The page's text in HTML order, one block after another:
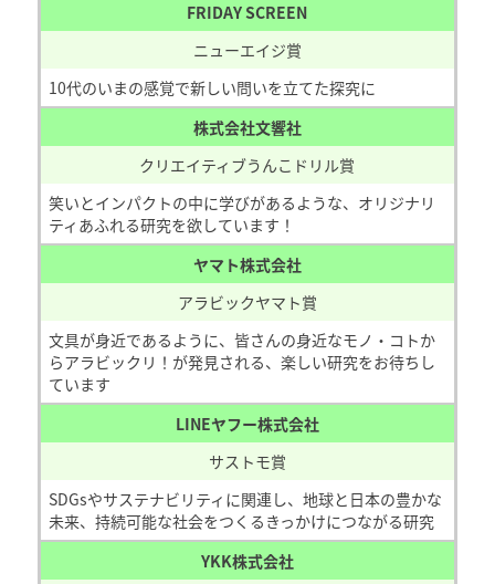
FRIDAY SCREEN
ニューエイジ賞
10代のいまの感覚で新しい問いを立てた探究に
株式会社文響社
クリエイティブうんこドリル賞
笑いとインパクトの中に学びがあるような、オリジナリ
ティあふれる研究を欲しています！
ヤマト株式会社
アラビックヤマト賞
文具が身近であるように、皆さんの身近なモノ・コトか
らアラビックリ！が発見される、楽しい研究をお待ちし
ています
LINEヤフー株式会社
サストモ賞
SDGsやサステナビリティに関連し、地球と日本の豊かな
未来、持続可能な社会をつくるきっかけにつながる研究
YKK株式会社